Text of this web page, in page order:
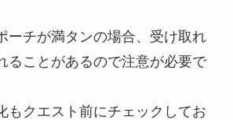
ーチが満タンの場合、受け取れ
ることがあるので注意が必要で
もクエスト前にチェックしてお